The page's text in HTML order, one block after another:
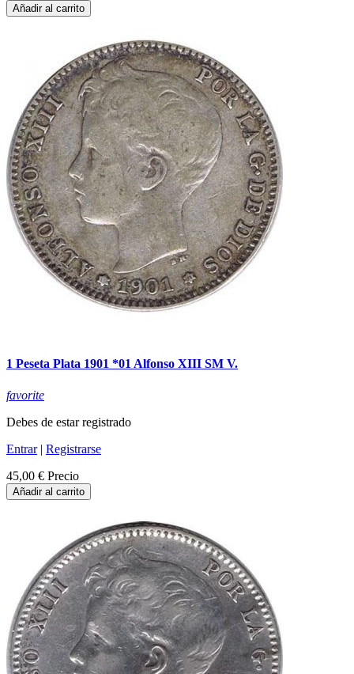
Añadir al carrito
1 Peseta Plata 1901 *01 Alfonso XIII SM V.
favorite
Debes de estar registrado
Entrar| Registrarse
45,00 € Precio
Añadir al carrito